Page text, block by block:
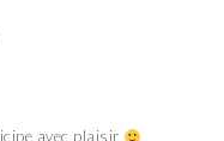
avec plaisir